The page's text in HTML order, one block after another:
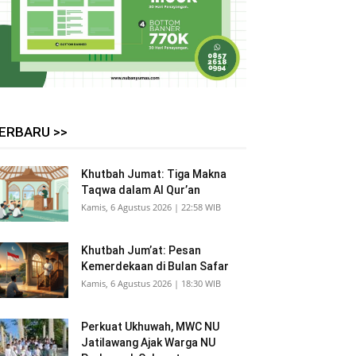
>>
Khutbah Jumat: Tiga Makna
Taqwa dalam Al Qur’an
Kamis, 6 Agustus 2026 | 22:58 WIB
Khutbah Jum’at: Pesan
Kemerdekaan di Bulan Safar
Kamis, 6 Agustus 2026 | 18:30 WIB
Perkuat Ukhuwah, MWC NU
Jatilawang Ajak Warga NU